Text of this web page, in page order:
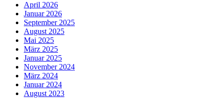
April 2026
Januar 2026
September 2025
August 2025
Mai 2025
März 2025
Januar 2025
November 2024
März 2024
Januar 2024
August 2023